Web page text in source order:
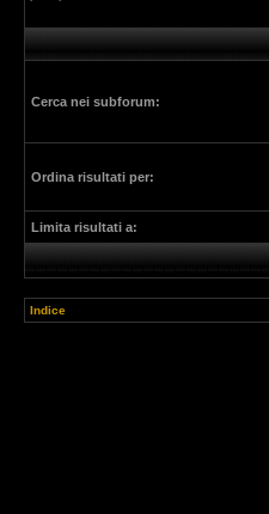
Cerca nei subforum:
Ordina risultati per:
Limita risultati a:
Indice